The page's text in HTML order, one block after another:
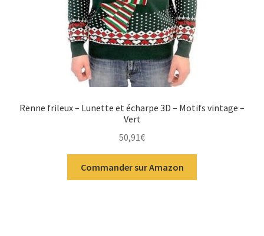
Renne frileux – Lunette et écharpe 3D – Motifs vintage –
Vert
50,91€
Commander sur Amazon